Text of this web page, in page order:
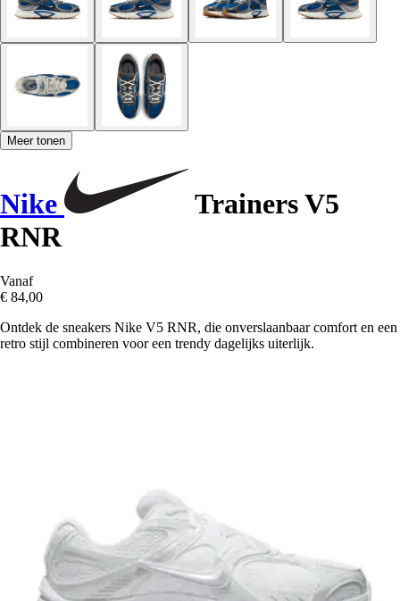
Meer tonen
Nike
Trainers V5
RNR
Vanaf
€ 84,00
Ontdek de sneakers Nike V5 RNR, die onverslaanbaar comfort en een
retro stijl combineren voor een trendy dagelijks uiterlijk.